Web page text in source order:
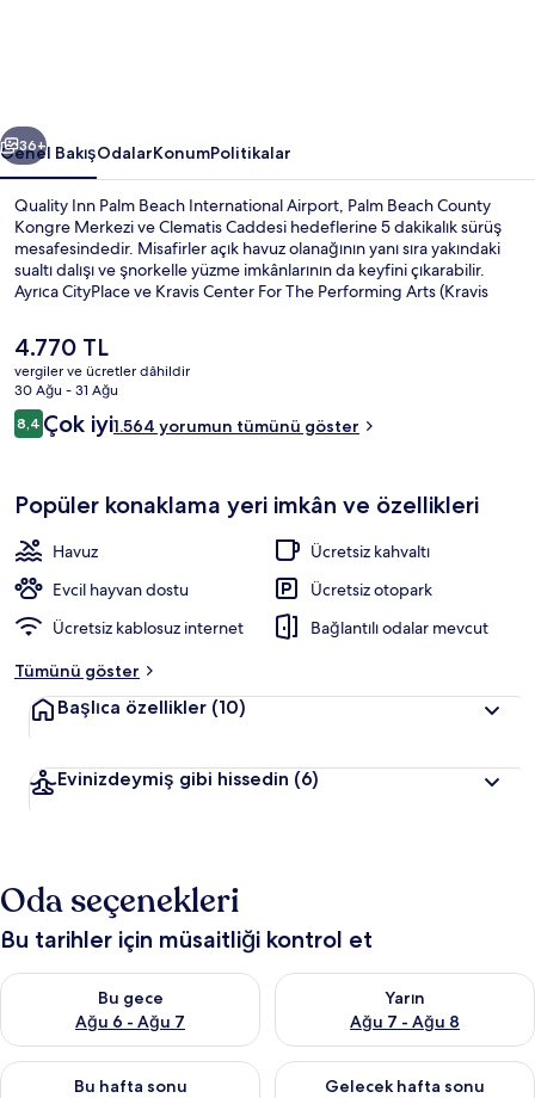
galerisi
Sonraki
36+
Genel BakışOdalarKonumPolitikalar
Quality Inn Palm Beach International Airport, Palm Beach County
Kongre Merkezi ve Clematis Caddesi hedeflerine 5 dakikalık sürüş
mesafesindedir. Misafirler açık havuz olanağının yanı sıra yakındaki
sualtı dalışı ve şnorkelle yüzme imkânlarının da keyfini çıkarabilir.
Ayrıca CityPlace ve Kravis Center For The Performing Arts (Kravis
Misafirler arasında konforlu yataklar ve yardıma hazır personel
seviliyor.
Şu
anki
fiyat
4.770 TL
4.770 TL
vergiler ve ücretler dâhildir
30 Ağu - 31 Ağu
Yorumlar
8,48,4/10
Çok iyi1.564 yorumun tümünü göster
Popüler konaklama yeri imkân ve özellikleri
Havuz
Ücretsiz kahvaltı
Evcil hayvan dostu
Ücretsiz otopark
Ücretsiz kablosuz internet
Bağlantılı odalar mevcut
Tümünü göster
Başlıca özellikler (10)
Evinizdeymiş gibi hissedin (6)
Oda seçenekleri
Bu tarihler için müsaitliği kontrol et
Bu gece
Ağu 6 - Ağu 7
Bu gece için müsaitliği kontrol et Ağu 6 - Ağu 7
Yarın
Ağu 7 - Ağu 8
Yarın için müsaitliği kontrol
Bu hafta sonu
Bu hafta sonu için müsaitliği kontrol et Ağu 7 - Ağu 9
Gelecek hafta sonu
Önümüzdeki hafta sonu için